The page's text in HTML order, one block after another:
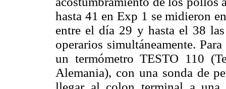
hasta 41 en Exp 1 se midieron
entre el día 29 y hasta el 38
operarios simultáneamente.
un termómetro TESTO 110
Alemania), con una sonda de